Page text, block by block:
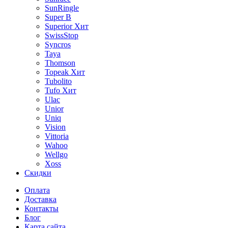
SunRingle
Super B
Superior Хит
SwissStop
Syncros
Taya
Thomson
Topeak Хит
Tubolito
Tufo Хит
Ulac
Unior
Uniq
Vision
Vittoria
Wahoo
Wellgo
Xoss
Скидки
Оплата
Доставка
Контакты
Блог